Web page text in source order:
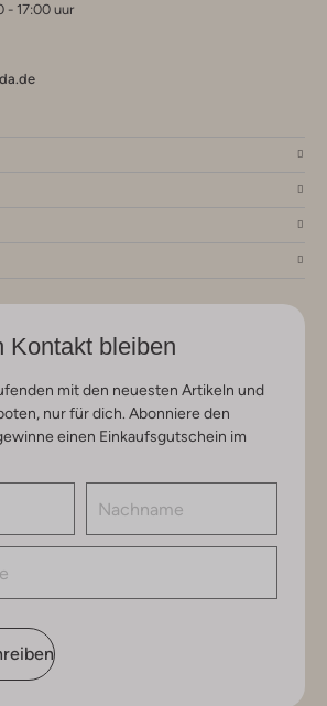
- 17:00 uur
Kontakt bleiben
mit den neuesten Artikeln und
nur für dich. Abonniere den
einen Einkaufsgutschein im